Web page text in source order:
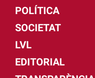
POLÍTICA
SOCIETAT
LVL
EDITORIAL